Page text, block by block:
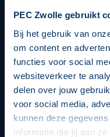
PEC Zwolle gebruikt
Bij het gebruik van
om content en
functies voor social
websiteverkeer te
delen over jouw
voor social media,
kunnen deze
informatie die jij aan